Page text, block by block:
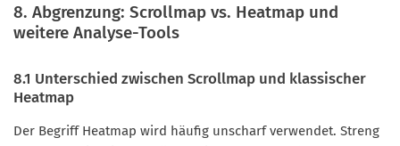
8. Abgrenzung: Scrollmap vs. Heatmap und
weitere Analyse-Tools
8.1 Unterschied zwischen Scrollmap und klassischer
Heatmap
Der Begriff Heatmap wird häufig unscharf verwendet. Streng